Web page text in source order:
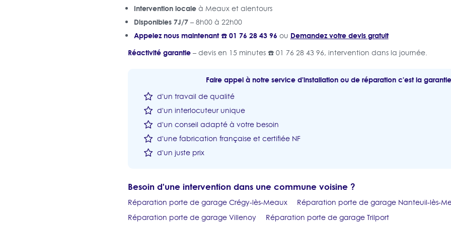
Intervention localeà Meaux et alentours
Disponibles 7J/7– 8h00 à 22h00
Appelez nous maintenant ☎️ 01 76 28 43 96 ou Demandez votre devis gratuit
Réactivité garantie– devis en 15 minutes ☎️ 01 76 28 43 96, intervention dans la journée.
Faire appel à notre service d'installation ou de réparation c'est la
d'un travail de qualité
d'un interlocuteur unique
d'un conseil adapté à votre besoin
d'une fabrication française et certifiée NF
d'un juste prix
Besoin d'une intervention dans une commune voisine ?
Réparation porte de garage Crégy-lès-Meaux
Réparation porte de garage Nanteuil-lès-
Réparation porte de garage Villenoy
Réparation porte de garage Trilport